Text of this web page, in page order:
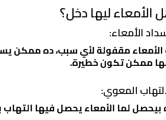
الأمعاء ليها دخل؟
الأمعاء:
الأمعاء مقفولة لأي سبب، ده ممكن
ممكن تكون خطيرة.
المعوي:
بيحصل لما الأمعاء يحصل فيها